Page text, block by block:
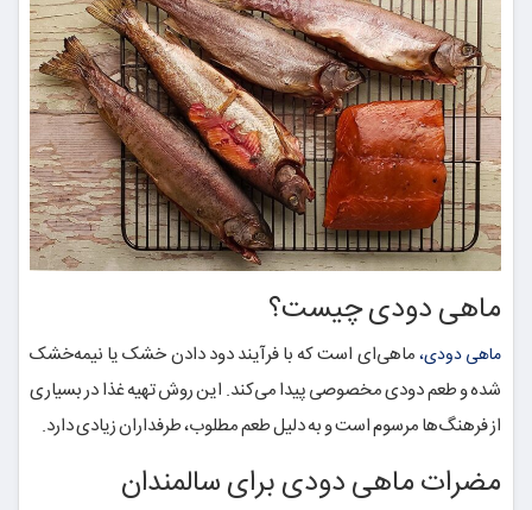
ماهی دودی چیست؟
ماهی دودی،ماهی‌ای است که با فرآیند دود دادن خشک یا نیمه‌خشک
شده و طعم دودی مخصوصی پیدا می‌کند. این روش تهیه غذا در بسیاری
از فرهنگ‌ها مرسوم است و به دلیل طعم مطلوب، طرفداران زیادی دارد.
مضرات ماهی دودی برای سالمندان